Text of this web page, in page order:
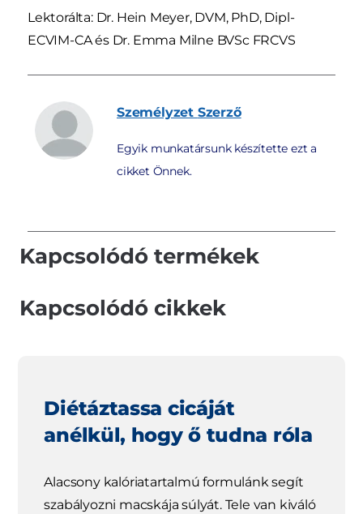
Lektorálta: Dr. Hein Meyer, DVM, PhD, Dipl-
ECVIM-CA és Dr. Emma Milne BVSc FRCVS
Személyzet Szerző
Egyik munkatársunk készítette ezt a
cikket Önnek.
Kapcsolódó termékek
Kapcsolódó cikkek
Diétáztassa cicáját
anélkül, hogy ő tudna róla
Alacsony kalóriatartalmú formulánk segít
szabályozni macskája súlyát. Tele van kiváló